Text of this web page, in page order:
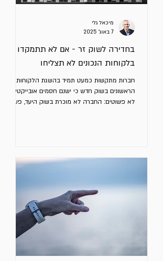
בחדירה לשוק זר - אם לא תתמקדו
בלקוחות הנכונים לא תצליחו
חברות מתקשות כמעט תמיד בהשגת הלקוחות
הראשונים בשוק חדש כי ישנם חסמים אובייקטיביים
לא פשוטים: החברה לא מוכרת בשוק היעד, פערי
מיכאל גלי
7 באוג׳ 2025